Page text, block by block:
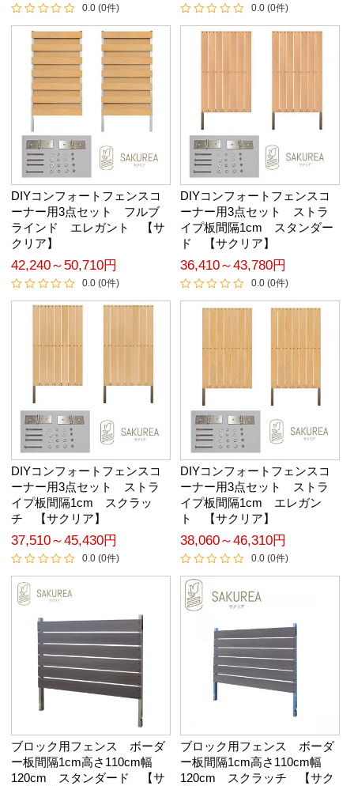
0.0 (0件) 0.0 (0件)
DIYコンフォートフェンスコ
ーナー用3点セット フルブ
ラインド エレガント 【サ
クリア】
42,240～50,710円
0.0 (0件)
DIYコンフォートフェンスコ
ーナー用3点セット ストラ
イプ板間隔1cm スタンダー
ド 【サクリア】
36,410～43,780円
0.0 (0件)
DIYコンフォートフェンスコ
ーナー用3点セット ストラ
イプ板間隔1cm スクラッ
チ 【サクリア】
37,510～45,430円
0.0 (0件)
DIYコンフォートフェンスコ
ーナー用3点セット ストラ
イプ板間隔1cm エレガン
ト 【サクリア】
38,060～46,310円
0.0 (0件)
ブロック用フェンス ボーダ
ー板間隔1cm高さ110cm幅
120cm スタンダード 【サ
ブロック用フェンス ボーダ
ー板間隔1cm高さ110cm幅
120cm スクラッチ 【サク